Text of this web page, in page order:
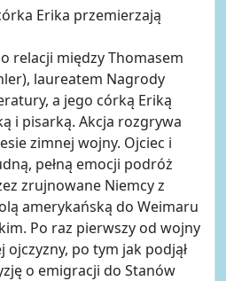
Erika przemierzają
relacji między Thomasem
laureatem Nagrody
a jego córką Eriką
i pisarką. Akcja rozgrywa
zimnej wojny. Ojciec i
pełną emocji podróż
zrujnowane Niemcy z
amerykańską do Weimaru
Po raz pierwszy od wojny
po tym jak podjął
o emigracji do Stanów